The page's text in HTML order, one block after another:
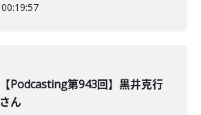
00:19:57
【Podcasting第943回】黒井克行
さん